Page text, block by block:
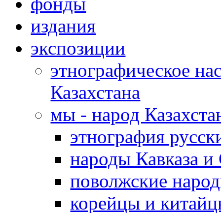
издания
экспозиции
этнографическое
Казахстана
мы - народ
этнография
народы Кавказа
поволжские
корейцы и